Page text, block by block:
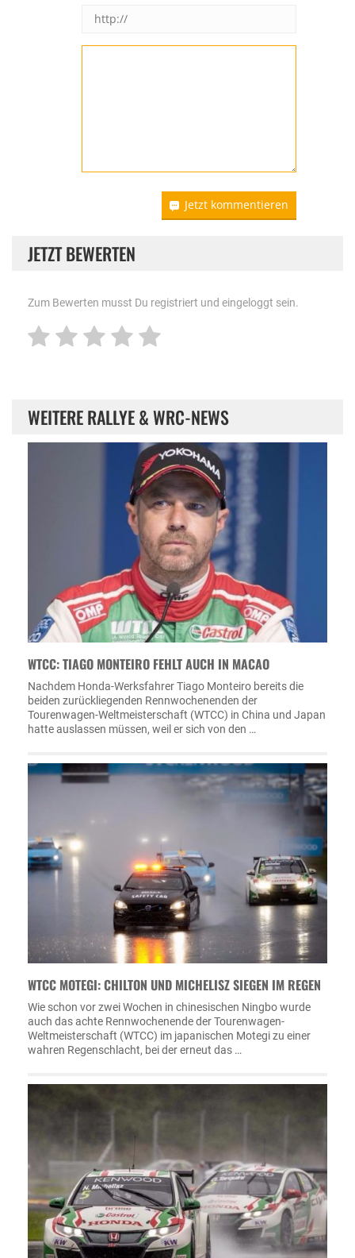
Jetzt kommentieren
JETZT BEWERTEN
Zum Bewerten musst Du registriert und eingeloggt sein.
WEITERE RALLYE & WRC-NEWS
WTCC: TIAGO MONTEIRO FEHLT AUCH IN MACAO
Nachdem Honda-Werksfahrer Tiago Monteiro bereits die
beiden zurückliegenden Rennwochenenden der
Tourenwagen-Weltmeisterschaft (WTCC) in China und Japan
hatte auslassen müssen, weil er sich von den …
WTCC MOTEGI: CHILTON UND MICHELISZ SIEGEN IM REGEN
Wie schon vor zwei Wochen in chinesischen Ningbo wurde
auch das achte Rennwochenende der Tourenwagen-
Weltmeisterschaft (WTCC) im japanischen Motegi zu einer
wahren Regenschlacht, bei der erneut das …